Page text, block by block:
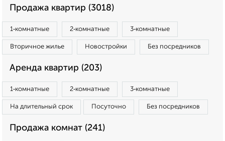
Продажа квартир (3018)
1‑комнатные 2‑комнатные 3‑комнатные
Вторичное жилье Новостройки Без посредников
Аренда квартир (203)
1‑комнатные 2‑комнатные 3‑комнатные
На длительный срок Посуточно Без посредников
Продажа комнат (241)